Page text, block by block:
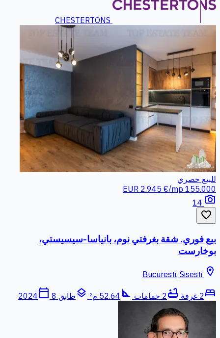
CHESTERTONS
للبيع حصري
155.000 EUR
2.945 €/mp
photo_camera
favorite_border
بيع فوري. شقة بغرفتي نوم، بانياسا-سيسيستي،
بوخارست
location_on
bed2 غرفة bathtub2 حمامات square_foot 52.64 م² layers طابق 8 calendar_today
2024